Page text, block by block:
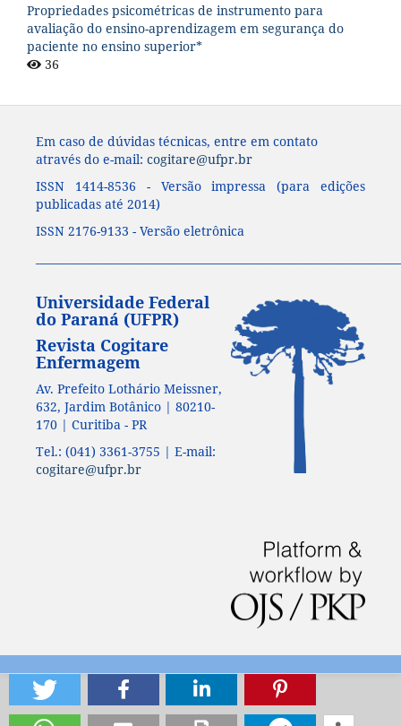
Propriedades psicométricas de instrumento para
avaliação do ensino-aprendizagem em segurança do
paciente no ensino superior*
36
Em caso de dúvidas técnicas, entre em contato
através do e-mail: cogitare@ufpr.br
ISSN 1414-8536 - Versão impressa (para edições
publicadas até 2014)
ISSN 2176-9133 - Versão eletrônica
Universidade Federal
do Paraná (UFPR)
Revista Cogitare
Enfermagem
Av. Prefeito Lothário Meissner,
632, Jardim Botânico | 80210-
170 | Curitiba - PR
Tel.: (041) 3361-3755 | E-mail:
cogitare@ufpr.br